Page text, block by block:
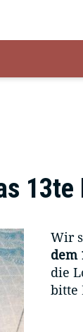
Wir
dem
die
bitte